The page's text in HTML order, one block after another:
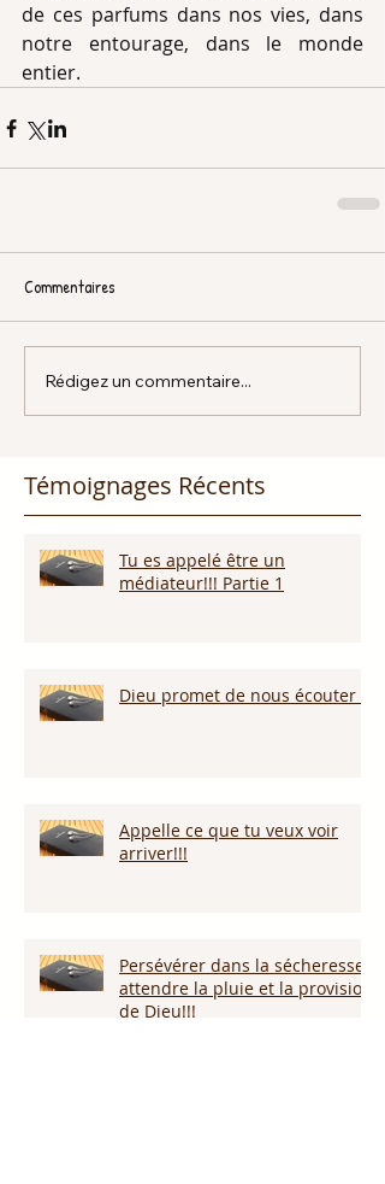
de ces parfums dans nos vies, dans
notre entourage, dans le monde
entier.
Commentaires
Rédigez un commentaire...
Témoignages Récents
Tu es appelé être un
médiateur!!! Partie 1
Dieu promet de nous écouter !
Appelle ce que tu veux voir
arriver!!!
Persévérer dans la sécheresse :
attendre la pluie et la provision
de Dieu!!!